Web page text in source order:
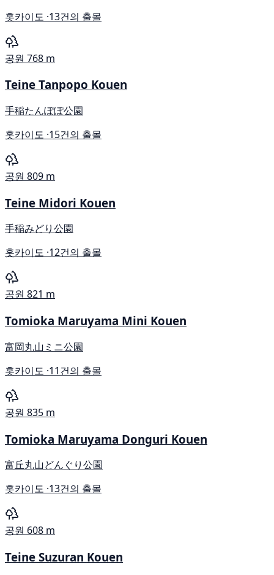
홋카이도 ·13건의 출몰
공원 768 m
Teine Tanpopo Kouen
手稲たんぽぽ公園
홋카이도 ·15건의 출몰
공원 809 m
Teine Midori Kouen
手稲みどり公園
홋카이도 ·12건의 출몰
공원 821 m
Tomioka Maruyama Mini Kouen
富岡丸山ミニ公園
홋카이도 ·11건의 출몰
공원 835 m
Tomioka Maruyama Donguri Kouen
富丘丸山どんぐり公園
홋카이도 ·13건의 출몰
공원 608 m
Teine Suzuran Kouen